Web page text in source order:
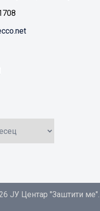
ЈУ Центар "Заштити ме".